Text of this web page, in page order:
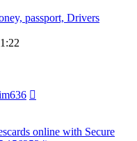
passport, Drivers
online with Secure